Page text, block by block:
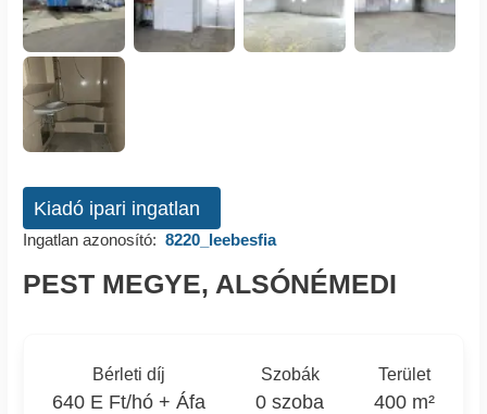
Kiadó ipari ingatlan
Ingatlan azonosító: 8220_leebesfia
PEST MEGYE, ALSÓNÉMEDI
Bérleti díj
640 E Ft/hó + Áfa
Szobák
0 szoba
Terület
400 m²